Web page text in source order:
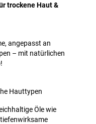
trockene Haut &
angepasst an
– mit natürlichen
Hauttypen
Öle wie